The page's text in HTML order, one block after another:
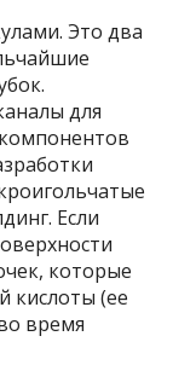
Это два
для
Если
которые
кислоты (ее
время